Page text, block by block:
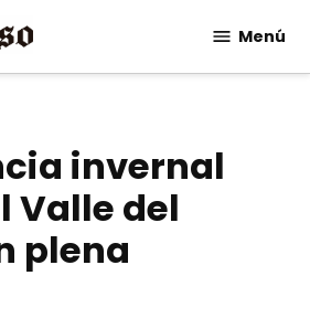
Menú
invernal
Valle del
plena